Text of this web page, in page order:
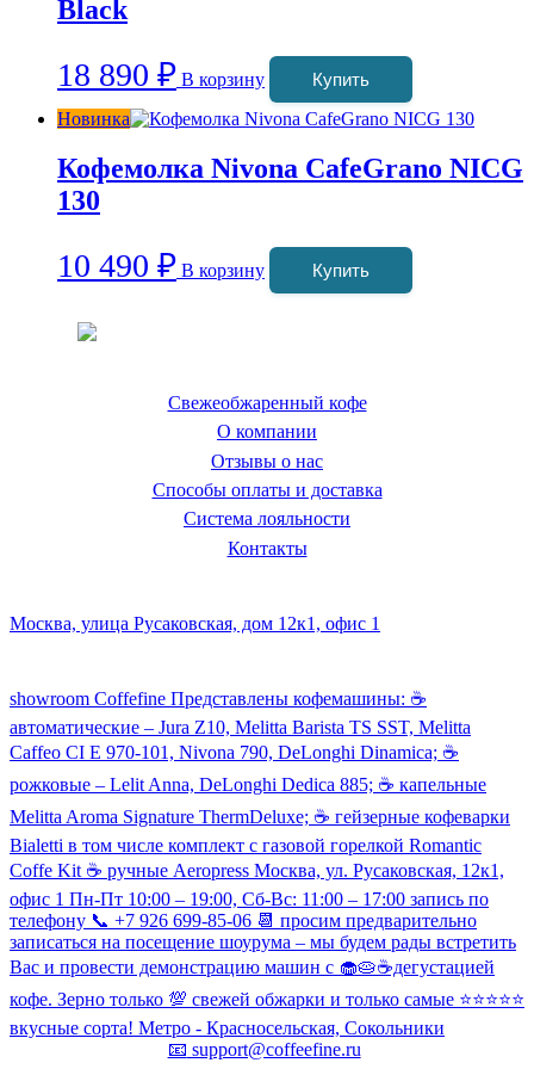
Black
18 890 ₽ В корзину
Купить
Новинка
Кофемолка Nivona CafeGrano NICG
130
10 490 ₽ В корзину Купить
Свежеобжаренный кофе
О компании
Отзывы о нас
Способы оплаты и доставка
Система лояльности
Контакты
Москва, улица Русаковская, дом 12к1, офис 1
showroom Coffefine Представлены кофемашины: ☕️
автоматические – Jura Z10, Melitta Barista TS SST, Melitta
Caffeo CI Е 970-101, Nivona 790, DeLonghi Dinamica; ☕️
рожковые – Lelit Anna, DeLonghi Dedica 885; ☕️ капельные
Melitta Aroma Signature ThermDeluxe; ☕️ гейзерные кофеварки
Bialetti в том числе комплект с газовой горелкой Romantic
Coffe Kit ☕️ ручные Aeropress Москва, ул. Русаковская, 12к1,
офис 1 Пн-Пт 10:00 – 19:00, Сб-Вс: 11:00 – 17:00 запись по
телефону 📞 +7 926 699-85-06 📆 просим предварительно
записаться на посещение шоурума – мы будем рады встретить
Вас и провести демонстрацию машин с 🧁🥧☕️дегустацией
кофе. Зерно только 💯 свежей обжарки и только самые ⭐️⭐️⭐️⭐️⭐️
вкусные сорта! Метро - Красносельская, Сокольники
📧 support@coffeefine.ru